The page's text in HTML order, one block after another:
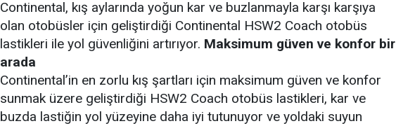
Continental, kış aylarında yoğun kar ve buzlanmayla karşı karşıya
olan otobüsler için geliştirdiği Continental HSW2 Coach otobüs
lastikleri ile yol güvenliğini artırıyor. Maksimum güven ve konfor bir
arada
Continental’in en zorlu kış şartları için maksimum güven ve konfor
sunmak üzere geliştirdiği HSW2 Coach otobüs lastikleri, kar ve
buzda lastiğin yol yüzeyine daha iyi tutunuyor ve yoldaki suyun